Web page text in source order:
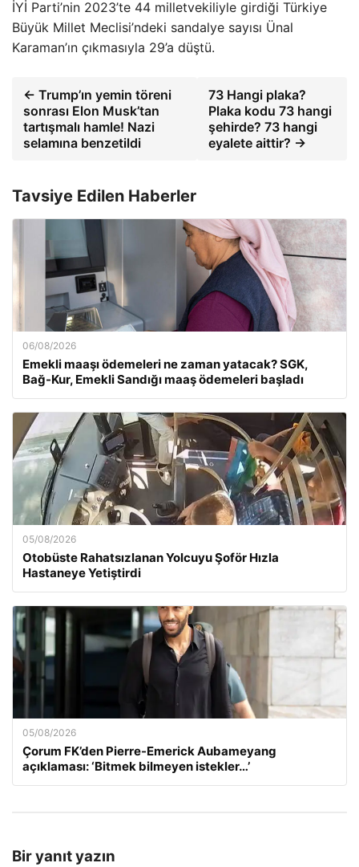
İYİ Parti’nin 2023’te 44 milletvekiliyle girdiği Türkiye
Büyük Millet Meclisi’ndeki sandalye sayısı Ünal
Karaman’ın çıkmasıyla 29’a düştü.
← Trump’ın yemin töreni
sonrası Elon Musk’tan
tartışmalı hamle! Nazi
selamına benzetildi
73 Hangi plaka?
Plaka kodu 73 hangi
şehirde? 73 hangi
eyalete aittir? →
Tavsiye Edilen Haberler
06/08/2026
Emekli maaşı ödemeleri ne zaman yatacak? SGK,
Bağ-Kur, Emekli Sandığı maaş ödemeleri başladı
05/08/2026
Otobüste Rahatsızlanan Yolcuyu Şoför Hızla
Hastaneye Yetiştirdi
05/08/2026
Çorum FK’den Pierre-Emerick Aubameyang
açıklaması: ‘Bitmek bilmeyen istekler…’
Bir yanıt yazın